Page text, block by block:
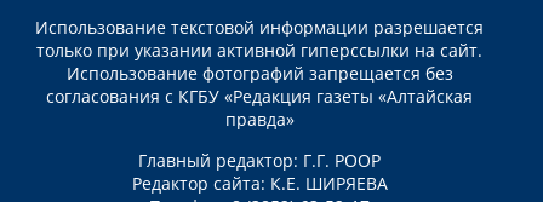
Использование текстовой информации разрешается
только при указании активной гиперссылки на сайт.
Использование фотографий запрещается без
согласования с КГБУ «Редакция газеты «Алтайская
правда»
Главный редактор: Г.Г. РООР
Редактор сайта: К.Е. ШИРЯЕВА